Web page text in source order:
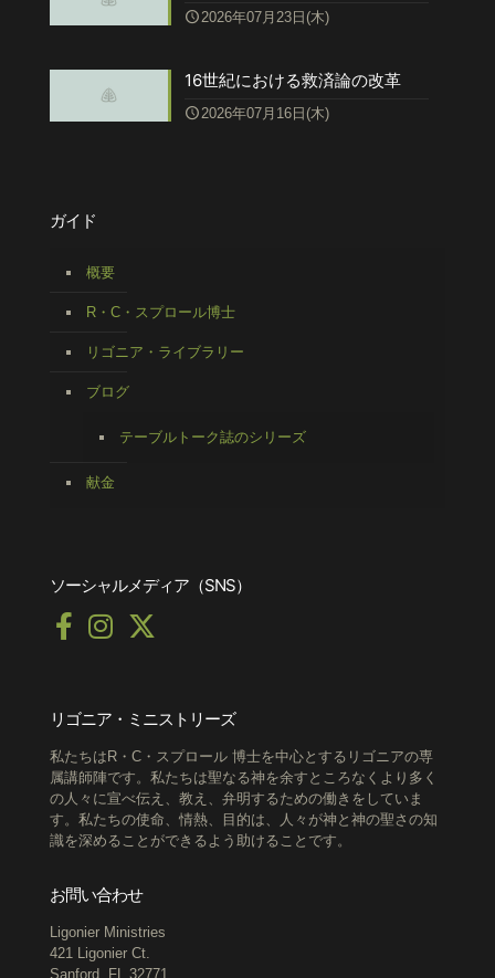
2026年07月23日(木)
16世紀における救済論の改革
2026年07月16日(木)
ガイド
概要
R・C・スプロール博士
リゴニア・ライブラリー
ブログ
テーブルトーク誌のシリーズ
献金
ソーシャルメディア（SNS）
リゴニア・ミニストリーズ
私たちはR・C・スプロール 博士を中心とするリゴニアの専
属講師陣です。私たちは聖なる神を余すところなくより多く
の人々に宣べ伝え、教え、弁明するための働きをしていま
す。私たちの使命、情熱、目的は、人々が神と神の聖さの知
識を深めることができるよう助けることです。
お問い合わせ
Ligonier Ministries
421 Ligonier Ct.
Sanford, FL 32771